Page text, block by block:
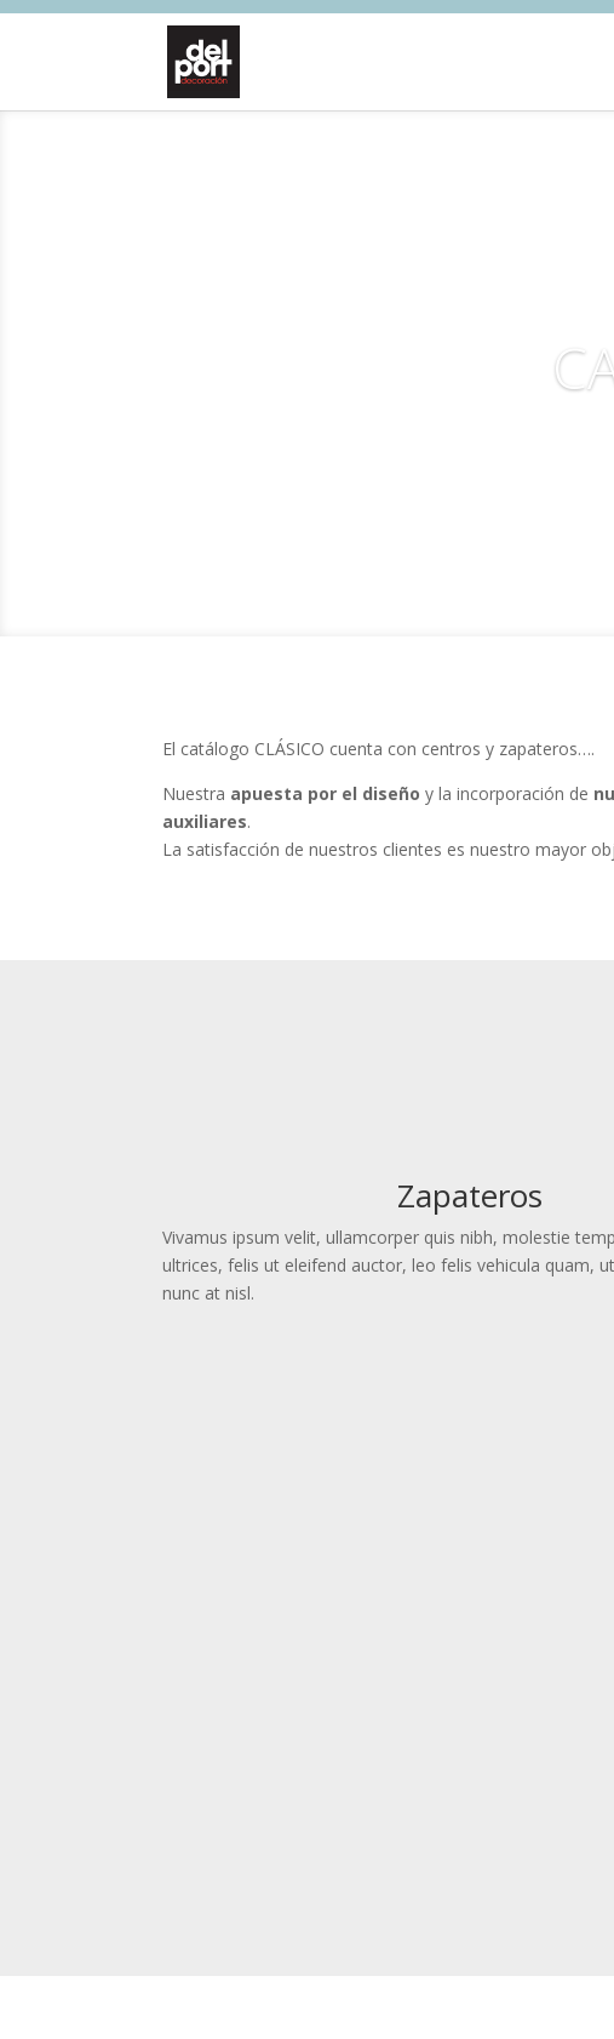
El catálogo CLÁSICO cuenta con centros y zapateros….
Nuestra apuesta por el diseño y la incorporación de
auxiliares.
La satisfacción de nuestros clientes es nuestro mayor
Zapateros
Vivamus ipsum velit, ullamcorper quis nibh, molestie
ultrices, felis ut eleifend auctor, leo felis vehicula quam,
nunc at nisl.